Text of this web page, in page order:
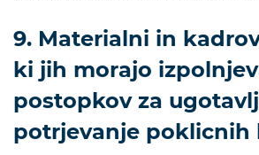
9. Materialni in
ki jih morajo
postopkov za
potrjevanje poklicnih